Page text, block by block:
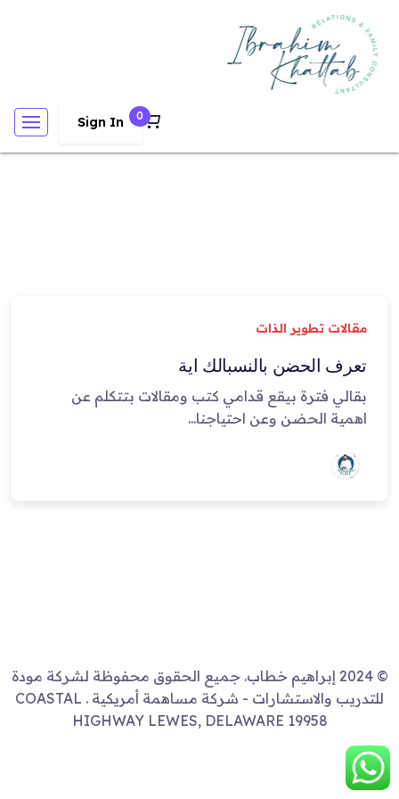
0
Sign In
مقالات تطوير الذات
تعرف الحضن بالنسبالك اية
بقالي فترة بيقع قدامي كتب ومقالات بتتكلم عن
اهمية الحضن وعن احتياجنا...
© 2024 إبراهيم خطاب. جميع الحقوق محفوظة لشركة مودة
للتدريب والاستشارات - شركة مساهمة أمريكية . COASTAL
HIGHWAY LEWES, DELAWARE 19958